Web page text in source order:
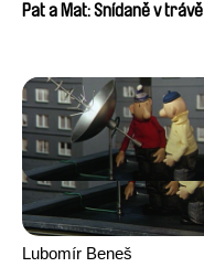
Pat a Mat: Snídaně v trávě
Lubomír Beneš